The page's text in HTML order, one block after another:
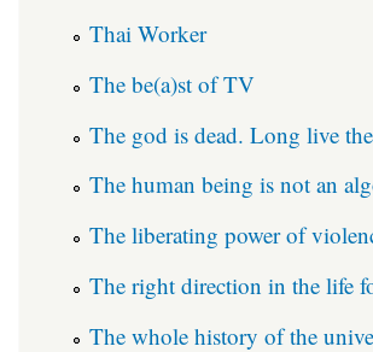
Thai Worker
The be(a)st of TV
The god is dead. Long live
The human being is not an
The liberating power of
The right direction in the life
The whole history of the